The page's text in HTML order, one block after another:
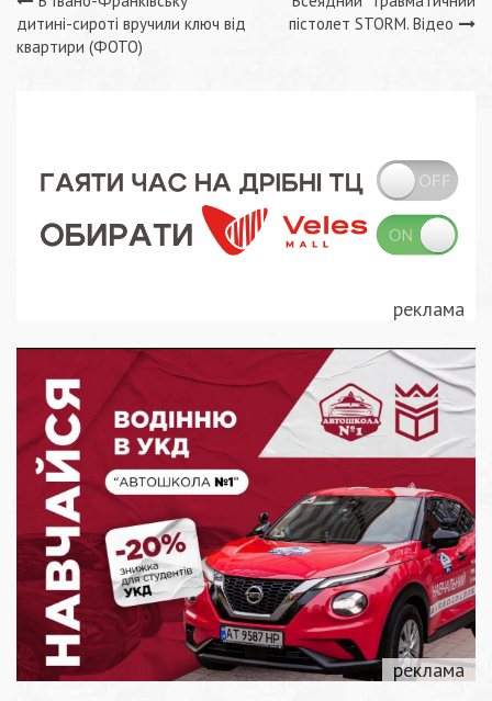
Навігація
записів
дитині-сироті вручили ключ від
квартири (ФОТО)
пістолет STORM. Відео